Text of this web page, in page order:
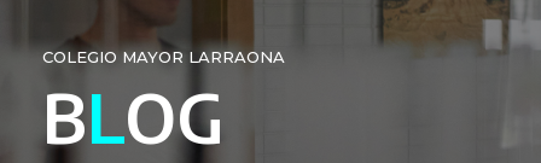
COLEGIO MAYOR LARRAONA
BLOG